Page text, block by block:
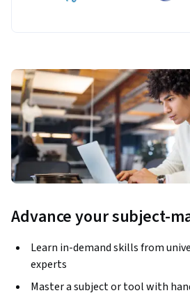
Advance your subject-
Learn in-demand skills from
experts
Master a subject or tool with